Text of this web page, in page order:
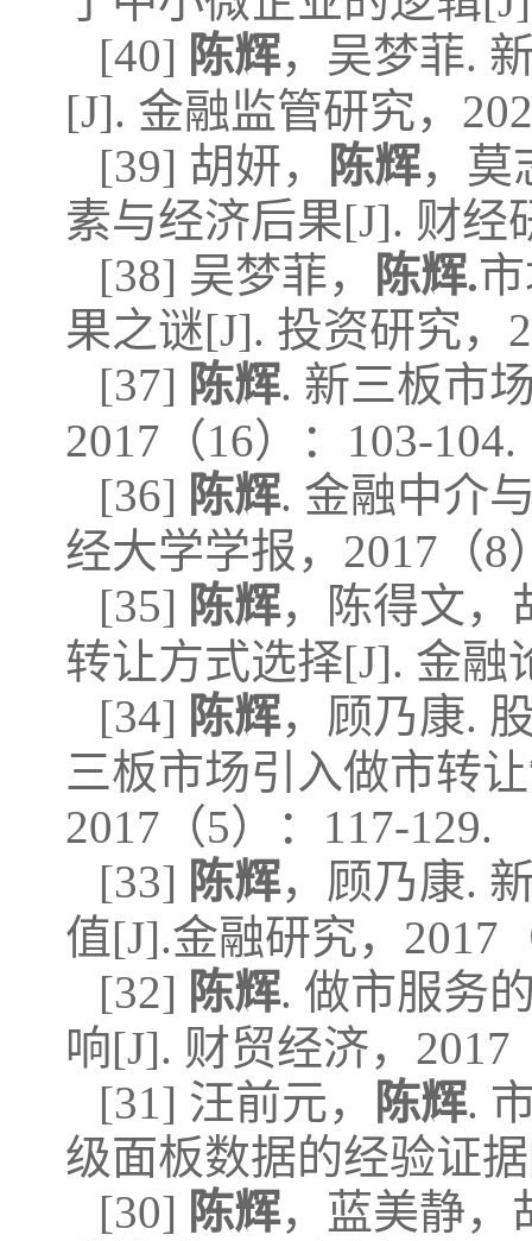
[40] 陈辉，吴梦菲.
[J]. 金融监管研究，
[39] 胡妍，
陈辉，莫
素与经济后果[J]. 财经
[38] 吴梦菲，
陈辉.
果之谜[J]. 投资研究，
[37] 陈辉. 新三板市
2017（16）：103-104.
[36] 陈辉. 金融中介
经大学学报，2017（8
[35] 陈辉，陈得文，
转让方式选择[J]. 金融
[34] 陈辉，顾乃康.
三板市场引入做市转
2017（5）：117-129.
[33] 陈辉，顾乃康.
值[J].金融研究，2017
[32] 陈辉. 做市服务
响[J]. 财贸经济，2017
[31] 汪前元，
陈辉.
级面板数据的经验证
[30] 陈辉，蓝美静，